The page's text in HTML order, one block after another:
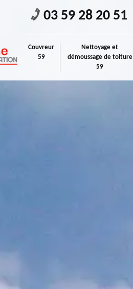
03 59 28 20 51
Couvreur
59
Nettoyage et
démoussage de toiture
59